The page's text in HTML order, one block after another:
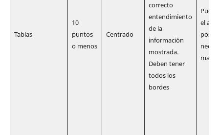
Tablas
10
puntos
o menos
Centrado
correcto
entendimiento
de la
información
mostrada.
Deben tener
todos los
bordes
el